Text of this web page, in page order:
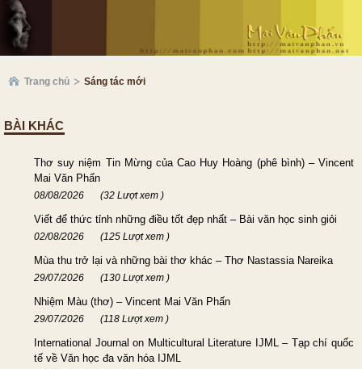
Trang chủ Sáng tác mới
BÀI KHÁC
Thơ suy niệm Tin Mừng của Cao Huy Hoàng (phê bình) – Vincent
Mai Văn Phấn
08/08/2026 (32 Lượt xem )
Viết để thức tỉnh những điều tốt đẹp nhất – Bài văn học sinh giỏi
02/08/2026 (125 Lượt xem )
Mùa thu trở lại và những bài thơ khác – Thơ Nastassia Nareika
29/07/2026 (130 Lượt xem )
Nhiệm Màu (thơ) – Vincent Mai Văn Phấn
29/07/2026 (118 Lượt xem )
International Journal on Multicultural Literature IJML – Tạp chí quốc
tế về Văn học đa văn hóa IJML